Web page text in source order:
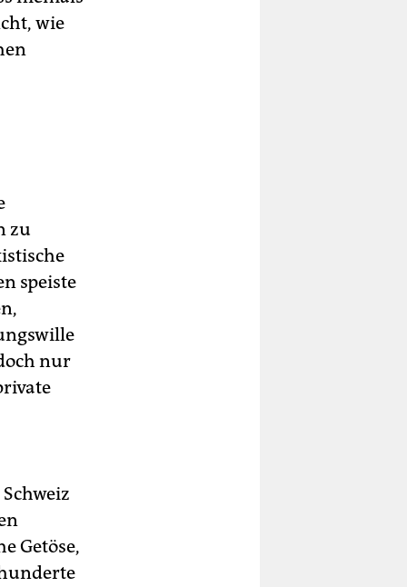
wie
zu
speiste
nur
Getöse,